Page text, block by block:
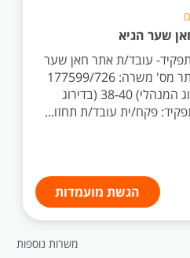
שער הגיא
עובד/ת אתר חאן שער
הגיא כפיפות: מנהל/ת האתר מס' משרה: 177599/726
תחום דרגות: 10 - 8 (בדירוג המנהלי) 38-40 (בדירוג
פקח/ית עובד/ת תחזו...
הגשת מועמדות
משרות נוספות